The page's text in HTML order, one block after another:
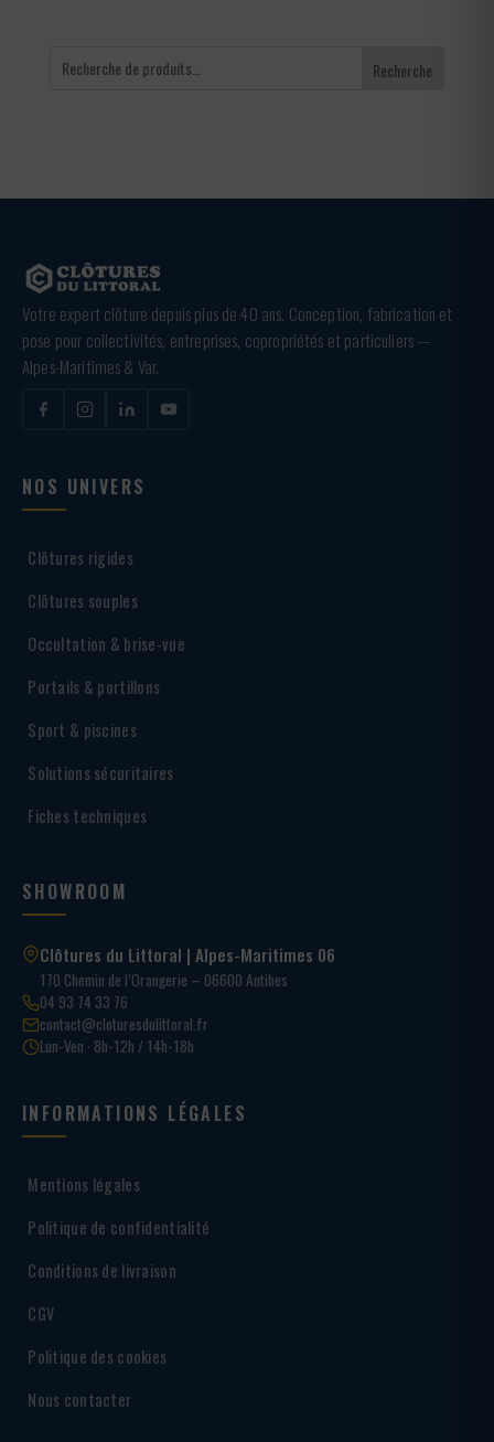
Recherche
Votre expert clôture depuis plus de 40 ans. Conception, fabrication et
pose pour collectivités, entreprises, copropriétés et particuliers —
Alpes-Maritimes & Var.
NOS UNIVERS
Clôtures rigides
Clôtures souples
Occultation & brise-vue
Portails & portillons
Sport & piscines
Solutions sécuritaires
Fiches techniques
SHOWROOM
Clôtures du Littoral | Alpes-Maritimes 06
170 Chemin de l’Orangerie – 06600 Antibes
04 93 74 33 76
contact@cloturesdulittoral.fr
Lun-Ven · 8h-12h / 14h-18h
INFORMATIONS LÉGALES
Mentions légales
Politique de confidentialité
Conditions de livraison
CGV
Politique des cookies
Nous contacter